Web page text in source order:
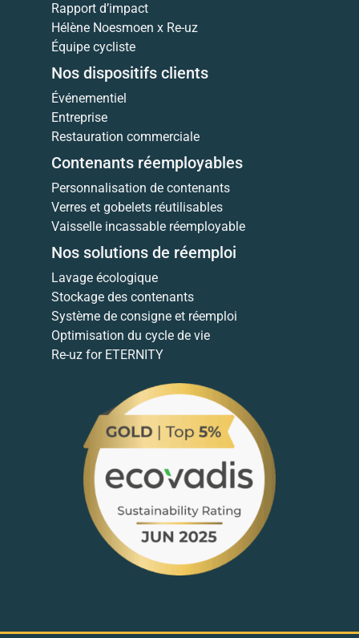
Rapport d’impact
Hélène Noesmoen x Re-uz
Équipe cycliste
Nos dispositifs clients
Événementiel
Entreprise
Restauration commerciale
Contenants réemployables
Personnalisation de contenants
Verres et gobelets réutilisables
Vaisselle incassable réemployable
Nos solutions de réemploi
Lavage écologique
Stockage des contenants
Système de consigne et réemploi
Optimisation du cycle de vie
Re-uz for ETERNITY